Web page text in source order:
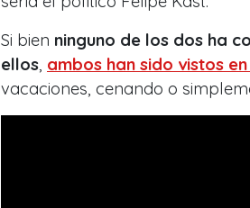
Si bien ninguno de los dos ha
ellos ambos han sido vistos
vacaciones, cenando o